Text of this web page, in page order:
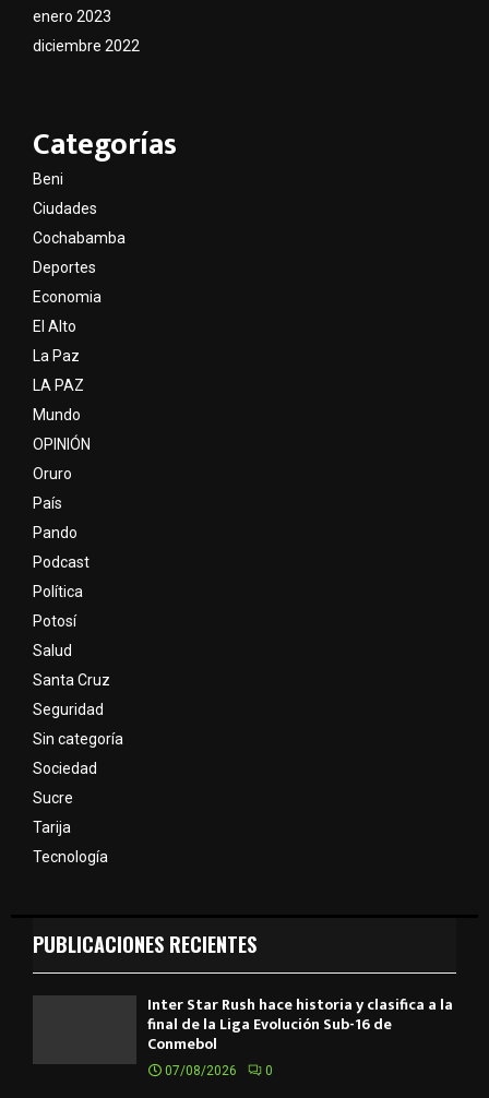
enero 2023
diciembre 2022
Categorías
Beni
Ciudades
Cochabamba
Deportes
Economia
El Alto
La Paz
LA PAZ
Mundo
OPINIÓN
Oruro
País
Pando
Podcast
Política
Potosí
Salud
Santa Cruz
Seguridad
Sin categoría
Sociedad
Sucre
Tarija
Tecnología
PUBLICACIONES RECIENTES
Inter Star Rush hace historia y clasifica a la
final de la Liga Evolución Sub-16 de
Conmebol
07/08/2026 0